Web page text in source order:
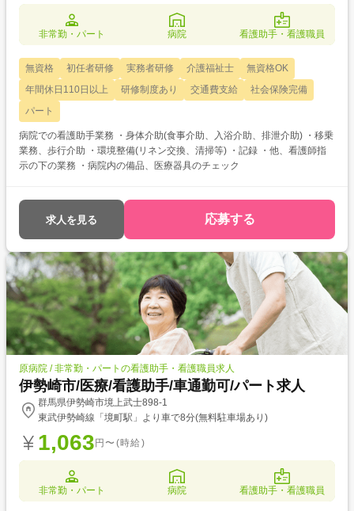
非常勤・パート 病院 看護助手・看護職員
無資格 初任者研修 実務者研修 介護福祉士
無資格OK
年間休日110日以上
研修制度あり 交通費支給
社会保険完備
パート
病院での看護助手業務 ・身体介助(食事介助、入浴介助、排泄介助) ・移乗
業務、歩行介助 ・環境整備(リネン交換、清掃等) ・記録 ・他、看護師指
示の下の業務 ・病院内の備品、医療器具のチェック
求人を見る 応募する
原病院 / 非常勤・パートの看護助手・看護職員求人
伊勢崎市/医療/看護助手/車通勤可/パート求人
群馬県伊勢崎市境上武士898-1
東武伊勢崎線「境町駅」より車で8分(無料駐車場あり)
1,063 円〜(時給)
非常勤・パート 病院 看護助手・看護職員